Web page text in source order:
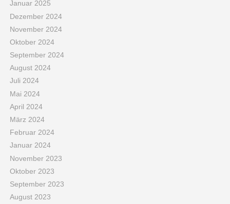
Januar 2025
Dezember 2024
November 2024
Oktober 2024
September 2024
August 2024
Juli 2024
Mai 2024
April 2024
März 2024
Februar 2024
Januar 2024
November 2023
Oktober 2023
September 2023
August 2023